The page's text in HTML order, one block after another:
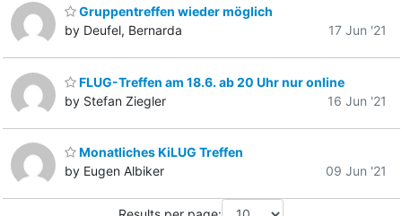
Gruppentreffen wieder möglich
by Deufel, Bernarda
17 Jun '21
FLUG-Treffen am 18.6. ab 20 Uhr nur online
by Stefan Ziegler
16 Jun '21
Monatliches KiLUG Treffen
by Eugen Albiker
09 Jun '21